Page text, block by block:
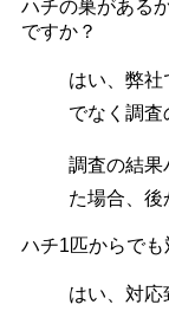
ハチの巣がある
ですか？
はい、弊社
でなく調査
調査の結果
た場合、後
ハチ1匹からでも
はい、対応